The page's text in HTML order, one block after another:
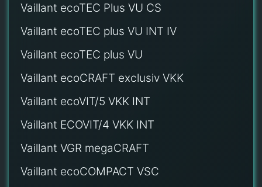
Vaillant ecoTEC Plus VU CS
Vaillant ecoTEC plus VU INT IV
Vaillant ecoTEC plus VU
Vaillant ecoCRAFT exclusiv VKK
Vaillant ecoVIT/5 VKK INT
Vaillant ECOVIT/4 VKK INT
Vaillant VGR megaCRAFT
Vaillant ecoCOMPACT VSC